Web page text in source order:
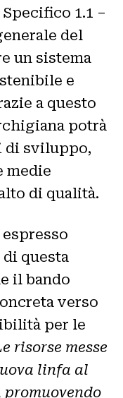
1.1 –
del
un sistema
e
a questo
potrà
di sviluppo,
medie
di qualità.
espresso
questa
il bando
verso
per le
risorse messe
linfa al